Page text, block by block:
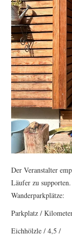
KONTAKT,
Der Veranstalter
Läufer zu
Wanderparkplätze:
Parkplatz /
Eichhölzle / 4,5 /